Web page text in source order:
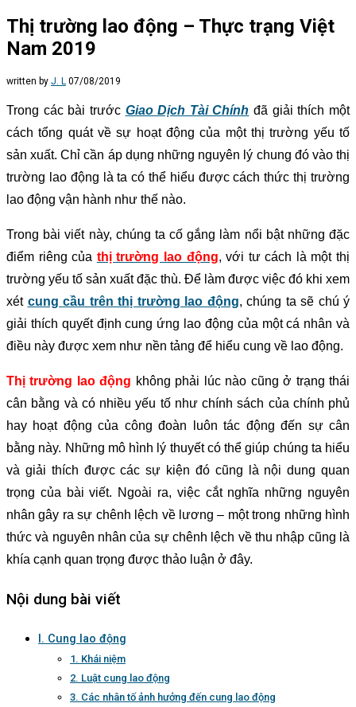
Thị trường lao động – Thực trạng Việt
Nam 2019
written by J. L 07/08/2019
Trong các bài trước Giao Dịch Tài Chính đã giải thích một
cách tổng quát về sự hoạt động của một thị trường yếu tố
sản xuất. Chỉ cần áp dụng những nguyên lý chung đó vào thị
trường lao động là ta có thể hiểu được cách thức thị trường
lao động vận hành như thế nào.
Trong bài viết này, chúng ta cố gắng làm nổi bật những đặc
điểm riêng của thị trường lao động, với tư cách là một thị
trường yếu tố sản xuất đặc thù. Để làm được việc đó khi xem
xét cung cầu trên thị trường lao động, chúng ta sẽ chú ý
giải thích quyết định cung ứng lao động của một cá nhân và
điều này được xem như nền tảng để hiểu cung về lao động.
Thị trường lao động không phải lúc nào cũng ở trạng thái
cân bằng và có nhiều yếu tố như chính sách của chính phủ
hay hoạt động của công đoàn luôn tác động đến sự cân
bằng này. Những mô hình lý thuyết có thể giúp chúng ta hiểu
và giải thích được các sự kiện đó cũng là nội dung quan
trọng của bài viết. Ngoài ra, việc cắt nghĩa những nguyên
nhân gây ra sự chênh lệch về lương – một trong những hình
thức và nguyên nhân của sự chênh lệch về thu nhập cũng là
khía cạnh quan trọng được thảo luận ở đây.
Nội dung bài viết
I. Cung lao động
1. Khái niệm
2. Luật cung lao động
3. Các nhân tố ảnh hưởng đến cung lao động